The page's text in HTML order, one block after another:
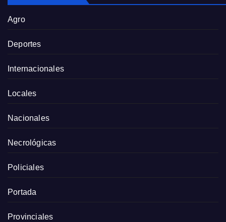
Agro
Deportes
Internacionales
Locales
Nacionales
Necrológicas
Policiales
Portada
Provinciales